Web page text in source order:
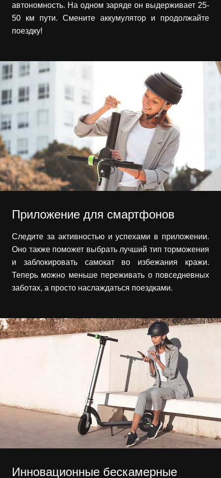
автономность. На одном заряде он выдерживает 25-
50 км пути. Смените аккумулятор и продолжайте
поездку!
Приложение для смартфонов
Следите за активностью и успехами в приложении.
Оно также поможет выбрать лучший тип торможения
и заблокировать самокат во избежания кражи.
Теперь можно меньше переживать о повседневных
заботах, а просто наслаждаться поездками.
Инновационные бескамерные